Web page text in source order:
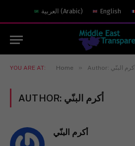
العربية (Arabic) English
YOU ARE AT: Home » Author: أكرم البنّي
AUTHOR: أكرم البنّي
أكرم البنّي